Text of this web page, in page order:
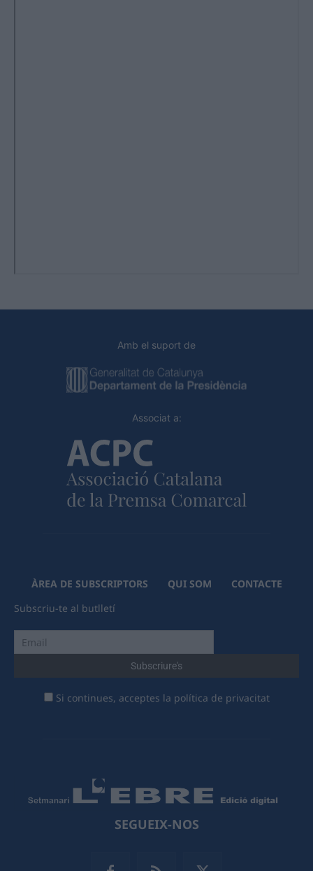
Amb el suport de
Associat a:
ÀREA DE SUBSCRIPTORS QUI SOM
CONTACTE
Subscriu-te al butlletí
Si continues, acceptes la política de privacitat
SEGUEIX-NOS